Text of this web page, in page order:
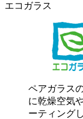
エコガラス
ペアガラス
に乾燥空気
ーティング